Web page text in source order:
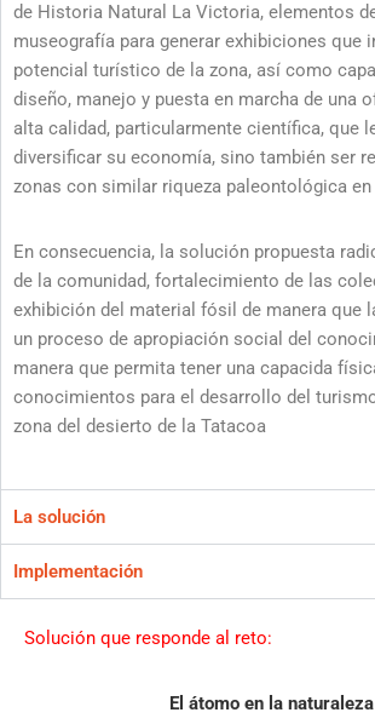
de Historia Natural La Victoria, elementos
museografía para generar exhibiciones que
potencial turístico de la zona, así como
diseño, manejo y puesta en marcha de una
alta calidad, particularmente científica, que
diversificar su economía, sino también ser
zonas con similar riqueza paleontológica
En consecuencia, la solución propuesta
de la comunidad, fortalecimiento de las
exhibición del material fósil de manera que
un proceso de apropiación social del
manera que permita tener una capacida
conocimientos para el desarrollo del
zona del desierto de la Tatacoa
La solución
Implementación
Solución que responde al reto:
El átomo en la naturaleza